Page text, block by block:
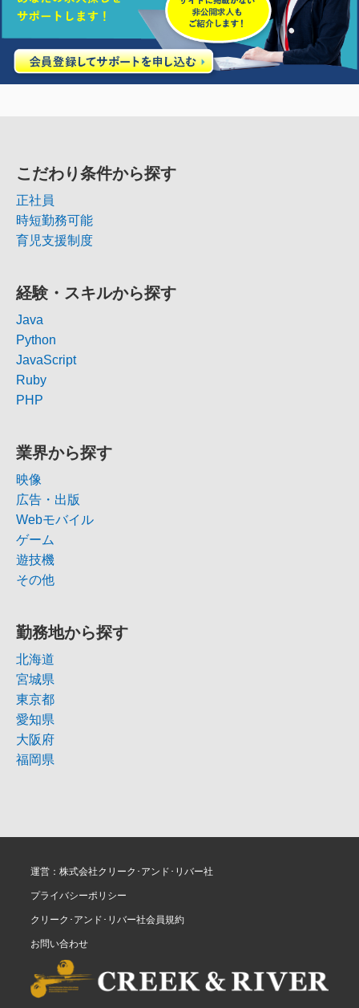
こだわり条件から探す
正社員
時短勤務可能
育児支援制度
経験・スキルから探す
Java
Python
JavaScript
Ruby
PHP
業界から探す
映像
広告・出版
Webモバイル
ゲーム
遊技機
その他
勤務地から探す
北海道
宮城県
東京都
愛知県
大阪府
福岡県
運営：株式会社クリーク･アンド･リバー社
プライバシーポリシー
クリーク･アンド･リバー社会員規約
お問い合わせ